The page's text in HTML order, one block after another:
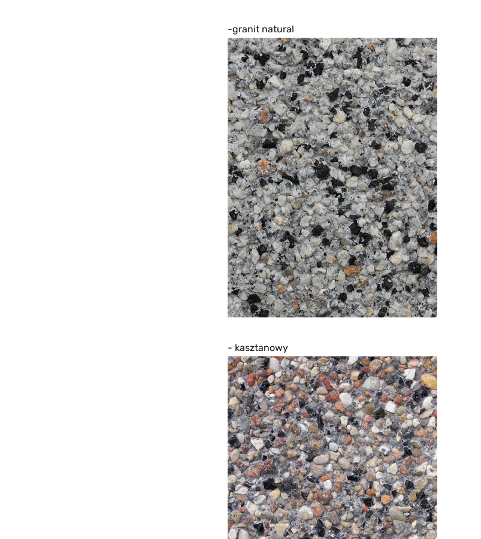
-granit natural
- kasztanowy